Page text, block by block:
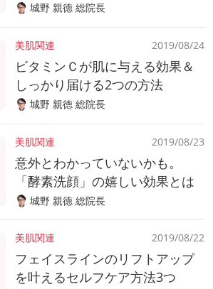
城野 親徳 総院長
美肌関連 2019/08/24
ビタミンＣが肌に与える効果＆
しっかり届ける2つの方法
城野 親徳 総院長
美肌関連 2019/08/23
意外とわかっていないかも。
「酵素洗顔」の嬉しい効果とは
城野 親徳 総院長
美肌関連 2019/08/22
フェイスラインのリフトアップ
を叶えるセルフケア方法3つ